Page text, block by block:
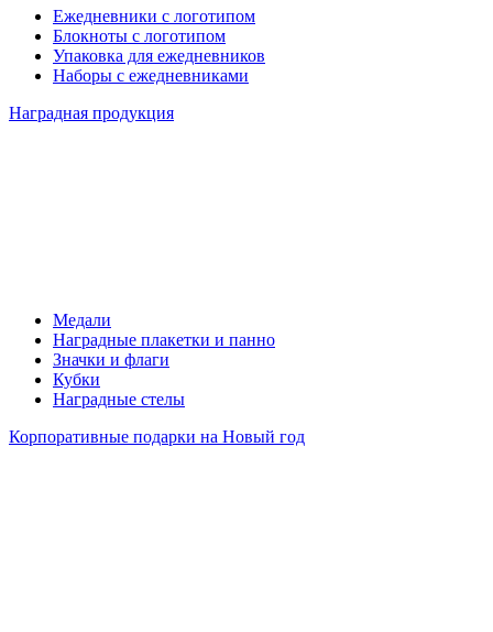
Ежедневники с логотипом
Блокноты с логотипом
Упаковка для ежедневников
Наборы с ежедневниками
Наградная продукция
Медали
Наградные плакетки и панно
Значки и флаги
Кубки
Наградные стелы
Корпоративные подарки на Новый год